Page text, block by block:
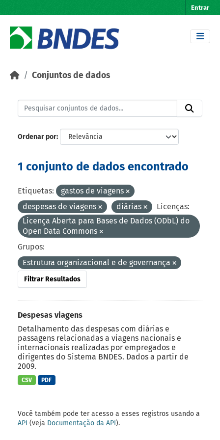
Entrar
Conjuntos de dados
Ordenar por
1 conjunto de dados encontrado
Etiquetas:
gastos de viagens
despesas de viagens
diárias
Licenças:
Licença Aberta para Bases de Dados (ODbL) do
Open Data Commons
Grupos:
Estrutura organizacional e de governança
Filtrar Resultados
Despesas viagens
Detalhamento das despesas com diárias e
passagens relacionadas a viagens nacionais e
internacionais realizadas por empregados e
dirigentes do Sistema BNDES. Dados a partir de
2009.
CSV PDF
Você também pode ter acesso a esses registros usando a
API (veja Documentação da API).